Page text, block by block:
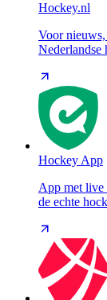
Hockey.nl
Voor
Nederlandse
Hockey App
App met live
de echte